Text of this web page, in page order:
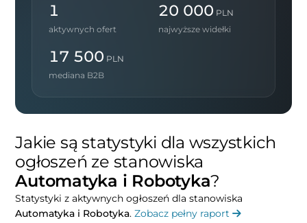
1
aktywnych ofert
20 000 PLN
najwyższe widełki
17 500 PLN
mediana B2B
Jakie są statystyki dla wszystkich
ogłoszeń ze stanowiska
Automatyka i Robotyka?
Statystyki z aktywnych ogłoszeń dla stanowiska
Automatyka i Robotyka.Zobacz pełny raport